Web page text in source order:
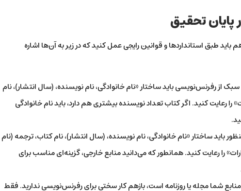
پایان تحقیق
باید طبق استاندارد‌ها و قوانین رایجی عمل کنید که در زیر به آن‌ها اشاره
از رفرنس‌نویسی باید ساختار «نام خانوادگی، نام نویسنده، (سال انتشار)، نام
رعایت کنید. اگر کتاب تعداد نویسنده بیشتری هم دارد، باید نام خانوادگی
باید ساختار «نام خانوادگی، نام نویسنده، (سال انتشار)، نام کتاب، ترجمه (نام
را رعایت کنید. همانطور که می‌دانید منابع خارجی، گزینه‌ای مناسب برای
شما مجله یا روزنامه است، بازهم کار سختی برای رفرنس‌نویسی ندارید. فقط